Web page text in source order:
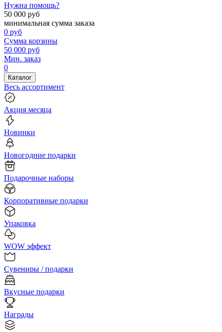
Нужна помощь?
50 000 руб
минимальная сумма заказа
0 руб
Сумма корзины
50 000 руб
Мин. заказ
0
Каталог
Весь ассортимент
Акция месяца
Новинки
Новогодние подарки
Подарочные наборы
Корпоративные подарки
Упаковка
WOW эффект
Сувениры / подарки
Вкусные подарки
Награды